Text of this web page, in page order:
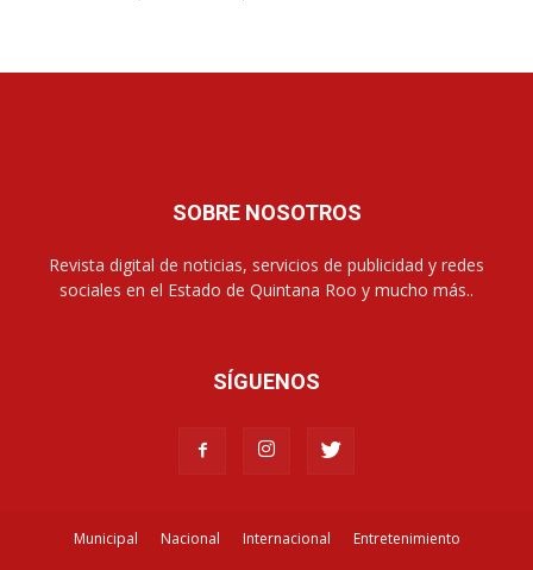
SOBRE NOSOTROS
Revista digital de noticias, servicios de publicidad y redes
sociales en el Estado de Quintana Roo y mucho más..
SÍGUENOS
Municipal Nacional Internacional Entretenimiento